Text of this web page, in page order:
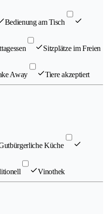
Bedienung am Tisch
Sitzplätze im Freien
Away Tiere akzeptiert
Küche
Vinothek